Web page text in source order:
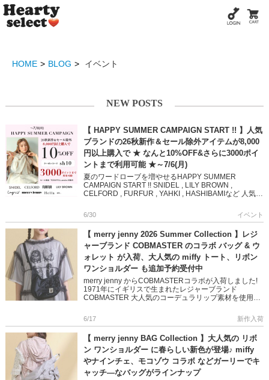
HOME BLOG イベント
NEW POSTS
【 HAPPY SUMMER CAMPAIGN START !! 】人気
ブランドの26秋新作＆セール除外アイテムが8,000
円以上購入で ★ なんと10%OFF&さらに3000ポイ
ントまで利用可能 ★～7/6(月)
夏のワードローブを増やせるHAPPY SUMMER
CAMPAIGN START !! SNIDEL , LILY BROWN ,
CELFORD , FURFUR , YAHKI , HASHIBAMIなど 人気ブ
6/30 イベント
【 merry jenny 2026 Summer Collection 】レジ
ャーブランド COBMASTER のコラボ バッグ & ウ
ォレット が入荷、大人気の miffy トート、リボン
ワンショルダー も追加予約受付中
merry jenny からCOBMASTERコラボが入荷しました!
1971年にイギリスで生まれたレジャーブランド
COBMASTER 大人気のコーデュラリップ素材を使用し
6/17 新作入荷
【 merry jenny BAG Collection 】大人気の リボ
ン ワンショルダー に春らしい新色が登場♪ miffy
やナインチェ、モコゾウ コラボ などガーリーでキ
ャッチ―なバッグがラインナップ